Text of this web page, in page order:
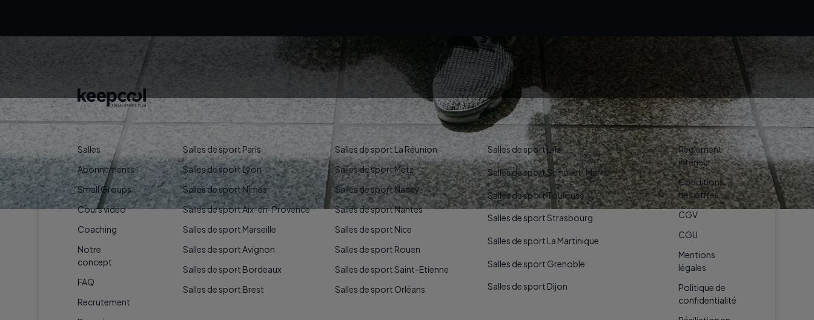
KEEPCOOL
Salles
Abonnements
Small Groups
Cours vidéo
Coaching
Notre
concept
FAQ
Recrutement
NOS SALLES DE SPORT
Salles de sport Paris
Salles de sport Lyon
Salles de sport Nîmes
Salles de sport Aix-en-Provence
Salles de sport Marseille
Salles de sport Avignon
Salles de sport Bordeaux
Salles de sport Brest
Salles de sport La Réunion
Salles de sport Metz
Salles de sport Nancy
Salles de sport Nantes
Salles de sport Nice
Salles de sport Rouen
Salles de sport Saint-Etienne
Salles de sport Orléans
Salles de sport Lille
Salles de sport Seine-et-Marne
Salles de sport Toulouse
Salles de sport Strasbourg
Salles de sport La Martinique
Salles de sport Grenoble
Salles de sport Dijon
LÉGALES
Règlement
intérieur
Conditions
des offres
CGV
CGU
Mentions
légales
Politique de
confidentialité